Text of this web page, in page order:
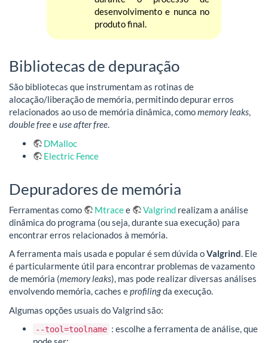
desenvolvimento e nunca no
produto final.
Bibliotecas de depuração
São bibliotecas que instrumentam as rotinas de
alocação/liberação de memória, permitindo depurar erros
relacionados ao uso de memória dinâmica, comomemory leaks,
double freeeuse after free.
DMalloc
Electric Fence
Depuradores de memória
Ferramentas como Mtracee Valgrind realizam a análise
dinâmica do programa (ou seja, durante sua execução) para
encontrar erros relacionados à memória.
A ferramenta mais usada e popular é sem dúvida oValgrind. Ele
é particularmente útil para encontrar problemas de vazamento
de memória (memory leaks), mas pode realizar diversas análises
envolvendo memória, caches eprofilingda execução.
Algumas opções usuais do Valgrind são:
--tool=toolname : escolhe a ferramenta de análise, que